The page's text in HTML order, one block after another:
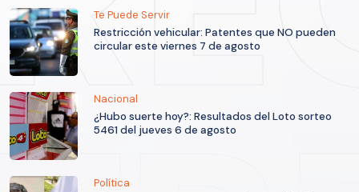
Te Puede Servir
Restricción vehicular: Patentes que NO pueden
circular este viernes 7 de agosto
Nacional
¿Hubo suerte hoy?: Resultados del Loto sorteo
5461 del jueves 6 de agosto
Política